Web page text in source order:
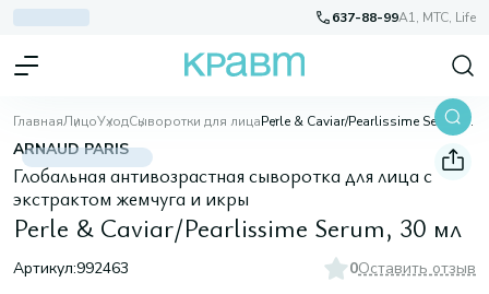
637-88-99A1, МТС, Life
ГлавнаяЛицоУходСыворотки для лица Perle & Caviar/Pearlissime Serum, 30 мл
ARNAUD PARIS
Глобальная антивозрастная сыворотка для лица с
экстрактом жемчуга и икры
Perle & Caviar/Pearlissime Serum, 30 мл
Артикул:992463 0Оставить отзыв